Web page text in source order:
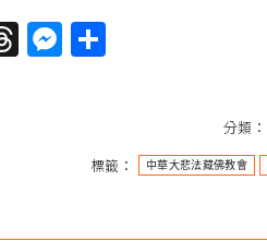
Threads
Messenger
分類：
標籤：
中華大悲法藏佛教會